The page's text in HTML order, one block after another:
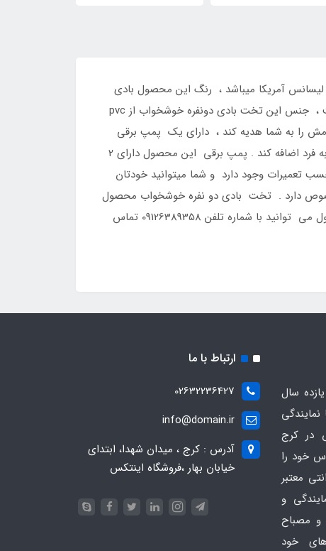
آمریکا میباشد ، رنگ این محصول بادی
تک رنگ و طوسی کم رنگ است ، تحمل وزن 275 کیلو گرم این محصول به کیفیتش و همین طور خواهانش افزوده است ، جنس این تخت بادی دونفره خوشخواب از pvc
را به شما هدیه کند ، دارای یک پمپ برقی
است که به تخت متصل شده است قابلیت پر و خالی شدن باد در کمتر از 4 دقیقه میتواند به مزیتهای این محصول منحصر به فرد اضافه کند . پمپ برقی این محصول دارای 2
تعمیرات وجود دارد و شما میتوانید خودتان
دارد . تخت بادی دو نفره خوشخواب محصول
شرکت اینتکس کرج درسایت نمایندگی اینتکس کرج با قیمتی بسیار مناسب وارزان ارائه میشود . شما برای خرید این محصول می توانید با شماره تلفن 09126389358 تماس
سال
در کرج
خود را
معتبر
و
و مصباح
خود
ارتباط با ما
02632236427
info@domain.ir
آدرس : کرج ، میدان شهدا، ابتدای
خیابان بهار ،فروشگاه اینتکس